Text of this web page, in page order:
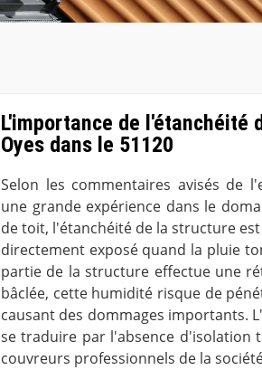
L'importance de l'étanchéité
Oyes dans le 51120
Selon les commentaires avisés de
une grande expérience dans le
de toit, l'étanchéité de la structure
directement exposé quand la pluie
partie de la structure effectue une
bâclée, cette humidité risque de
causant des dommages importants.
se traduire par l'absence d'isolation
couvreurs professionnels de la